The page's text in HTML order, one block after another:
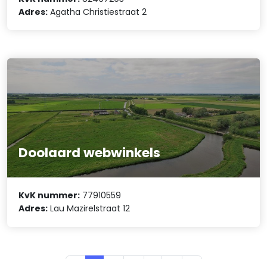
Adres: Agatha Christiestraat 2
Doolaard webwinkels
KvK nummer: 77910559
Adres: Lau Mazirelstraat 12